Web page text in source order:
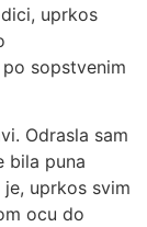
uprkos
sopstvenim
Odrasla sam
bila puna
uprkos svim
ocu do